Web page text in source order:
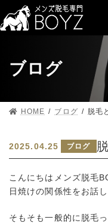
ブログ
HOME ブログ 脱毛
2025.04.25 ブログ
こんにちはメンズ脱毛
日焼けの関係性をお話
そもそも一般的に脱毛